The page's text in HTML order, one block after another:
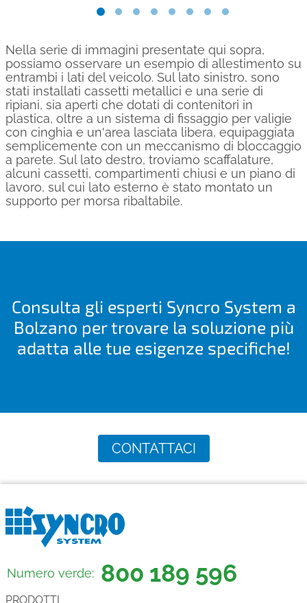
Nella serie di immagini presentate qui sopra,
possiamo osservare un esempio di allestimento su
entrambi i lati del veicolo. Sul lato sinistro, sono
stati installati cassetti metallici e una serie di
ripiani, sia aperti che dotati di contenitori in
plastica, oltre a un sistema di fissaggio per valigie
con cinghia e un'area lasciata libera, equipaggiata
semplicemente con un meccanismo di bloccaggio
a parete. Sul lato destro, troviamo scaffalature,
alcuni cassetti, compartimenti chiusi e un piano di
lavoro, sul cui lato esterno è stato montato un
supporto per morsa ribaltabile.
Consulta gli esperti Syncro System a
Bolzano per trovare la soluzione più
adatta alle tue esigenze specifiche!
CONTATTACI
Numero verde: 800 189 596
PRODOTTI